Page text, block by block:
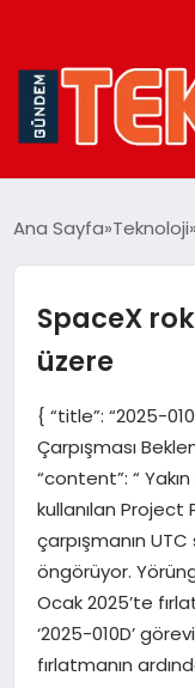
GÜNDEM
DÜNYA
EKONOMI
MAGAZIN
SAĞLIK
SIYASET
Ana Sayfa Teknoloji
SpaceX
üzere
{ “title”: “2025-
Çarpışması
“content”: “
kullanılan Project
çarpışmanın
öngörüyor.
Ocak 2025’te
‘2025-010D’
fırlatmanın